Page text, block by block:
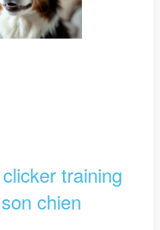
training
chien